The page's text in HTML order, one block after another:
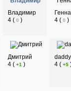
Владимир
4( 0 )
4( 0 )
Дмитрий
4( +1 )
daddy
4( +5